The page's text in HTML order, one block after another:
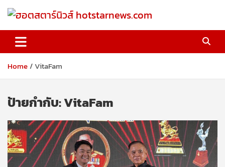
ฮอตสตาร์นิวส์ hotstarnews.com
Home VitaFam
ป้ายกำกับ:VitaFam